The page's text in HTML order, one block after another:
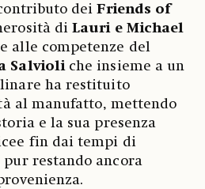
deiFriends of
diLauri e Michael
alle competenze del
Salvioliche insieme a un
ha restituito
al manufatto, mettendo
e la sua presenza
fin dai tempi di
pur restando ancora